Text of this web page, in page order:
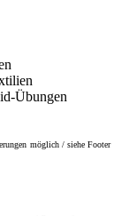
Übungen
möglich / siehe Footer